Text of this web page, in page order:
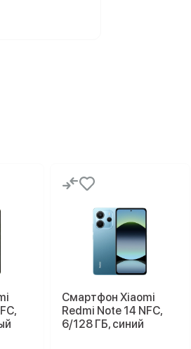
Смартфон Xiaomi
Redmi Note 14 NFC,
6/128 ГБ, синий